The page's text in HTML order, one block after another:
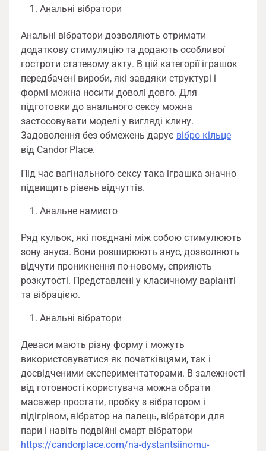
Анальні вібратори
Анальні вібратори дозволяють отримати
додаткову стимуляцію та додають особливої
гостроти статевому акту. В цій категорії іграшок
передбачені вироби, які завдяки структурі і
формі можна носити доволі довго. Для
підготовки до анального сексу можна
застосовувати моделі у вигляді клину.
Задоволення без обмежень дарує вібро кільце
від Candor Place.
Під час вагінального сексу така іграшка значно
підвищить рівень відчуттів.
Анальне намисто
Ряд кульок, які поєднані між собою стимулюють
зону ануса. Вони розширюють анус, дозволяють
відчути проникнення по-новому, сприяють
розкутості. Представлені у класичному варіанті
та вібрацією.
Анальні вібратори
Деваси мають різну форму і можуть
використовуватися як початківцями, так і
досвідченими експериментаторами. В залежності
від готовності користувача можна обрати
масажер простати, пробку з вібратором і
підігрівом, вібратор на палець, вібратори для
пари і навіть подвійні смарт вібратори
https://candorplace.com/na-dystantsiinomu-